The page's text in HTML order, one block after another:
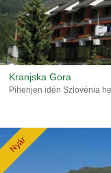
Kranjska Gora
Pihenjen idén Szlovénia
Nyár